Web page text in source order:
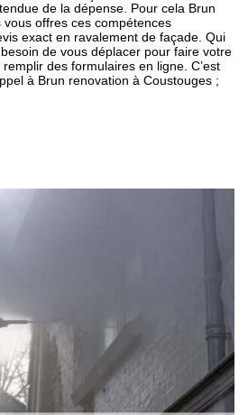
de la dépense. Pour cela Brun
offres ces compétences
exact en ravalement de façade. Qui
de vous déplacer pour faire votre
des formulaires en ligne. C’est
à Brun renovation à Coustouges ;